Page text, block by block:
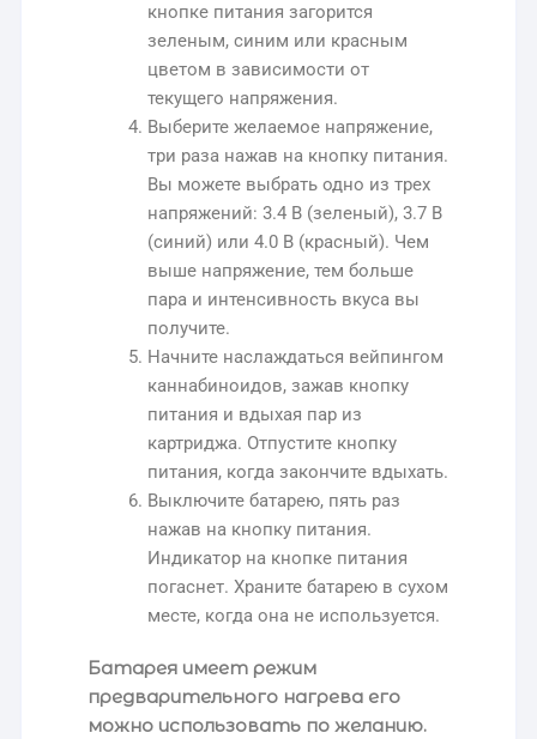
кнопке питания загорится
зеленым, синим или красным
цветом в зависимости от
текущего напряжения.
Выберите желаемое напряжение,
три раза нажав на кнопку питания.
Вы можете выбрать одно из трех
напряжений: 3.4 В (зеленый), 3.7 В
(синий) или 4.0 В (красный). Чем
выше напряжение, тем больше
пара и интенсивность вкуса вы
получите.
Начните наслаждаться вейпингом
каннабиноидов, зажав кнопку
питания и вдыхая пар из
картриджа. Отпустите кнопку
питания, когда закончите вдыхать.
Выключите батарею, пять раз
нажав на кнопку питания.
Индикатор на кнопке питания
погаснет. Храните батарею в сухом
месте, когда она не используется.
Батарея имеет режим
предварительного нагрева его
можно использовать по желанию.